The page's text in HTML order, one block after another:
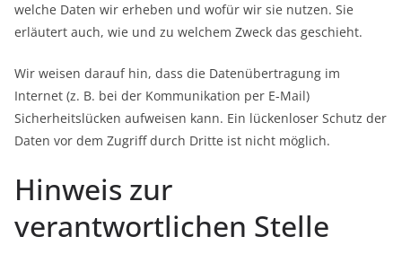
welche Daten wir erheben und wofür wir sie nutzen. Sie
erläutert auch, wie und zu welchem Zweck das geschieht.
Wir weisen darauf hin, dass die Datenübertragung im
Internet (z. B. bei der Kommunikation per E-Mail)
Sicherheitslücken aufweisen kann. Ein lückenloser Schutz der
Daten vor dem Zugriff durch Dritte ist nicht möglich.
Hinweis zur
verantwortlichen Stelle